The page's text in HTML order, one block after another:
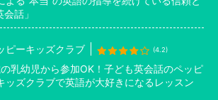
話」
ピーキッズクラブ (4.2)
乳幼児から参加OK！子ども英会話のペッピ
ッズクラブで英語が大好きになるレッスン